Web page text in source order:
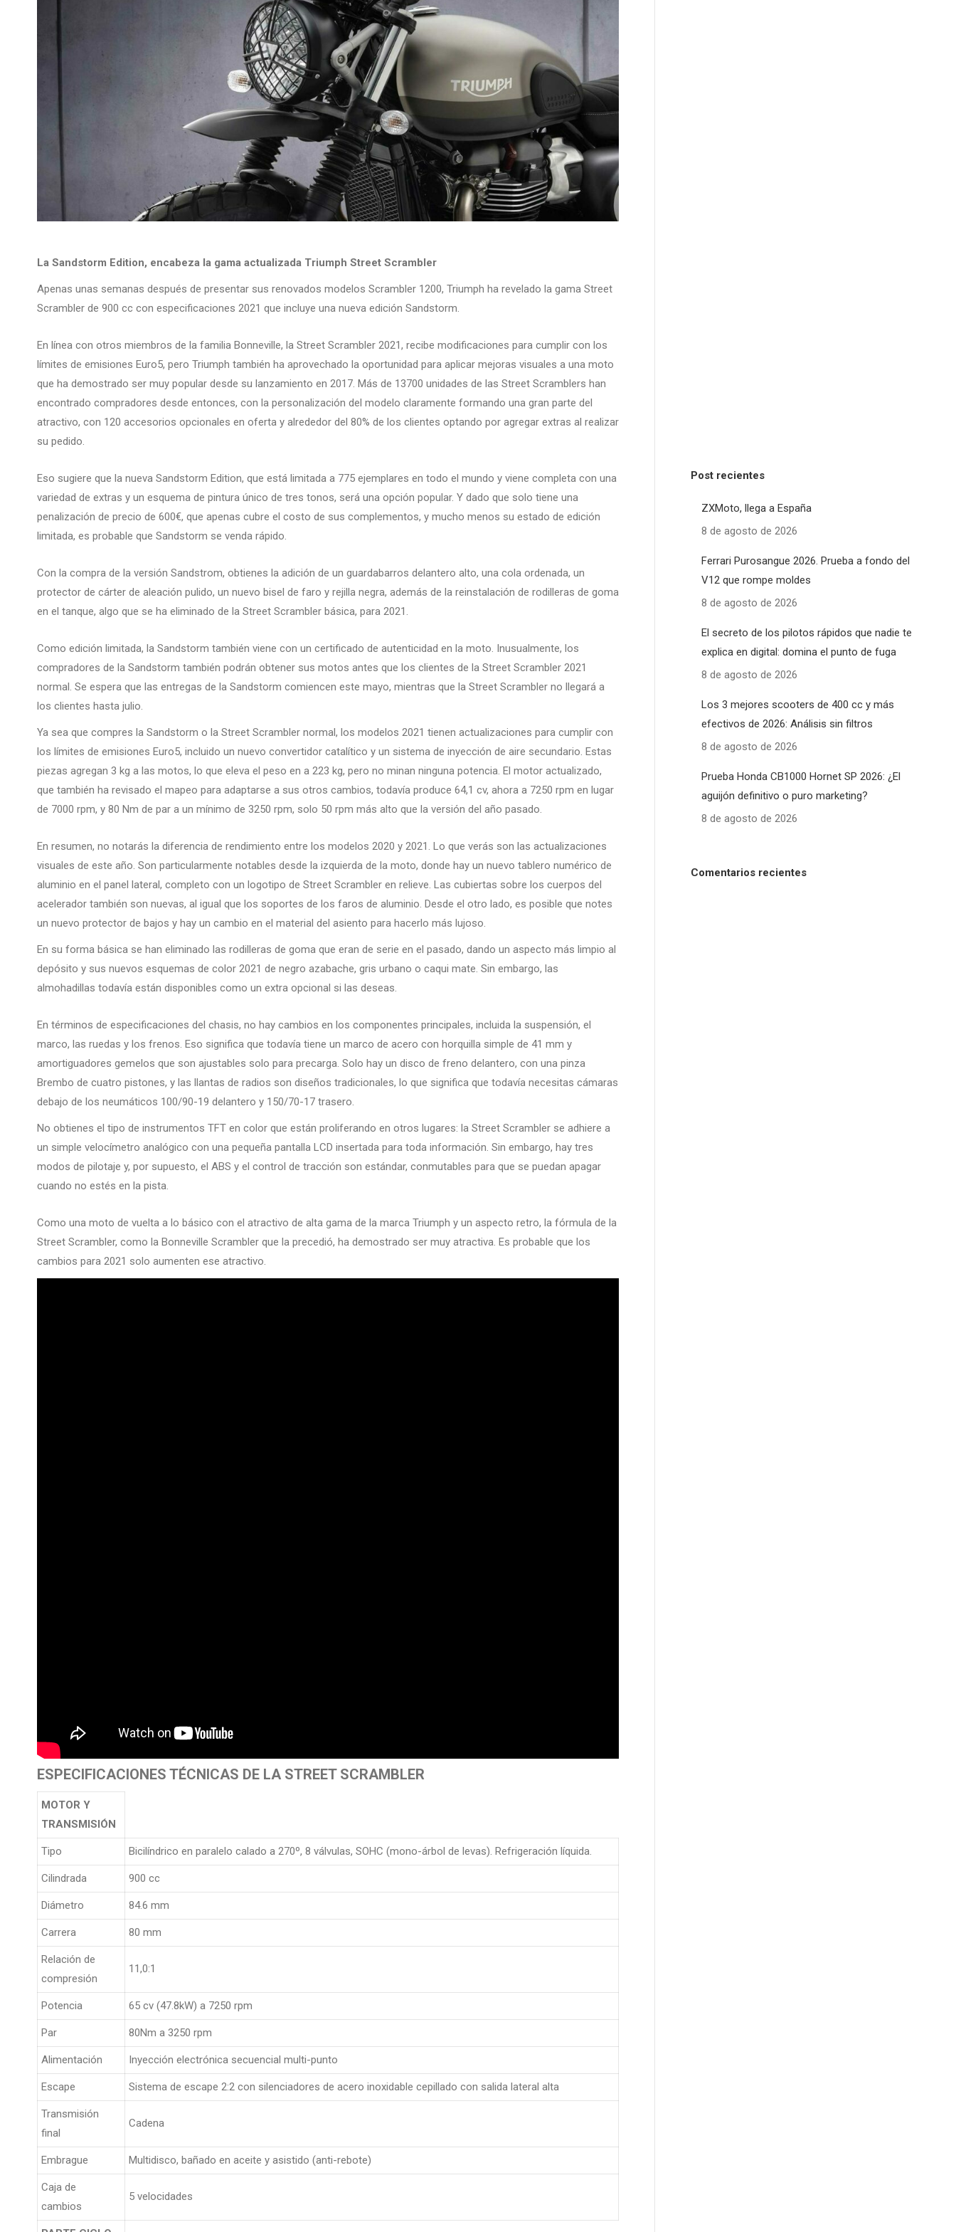
La Sandstorm Edition, encabeza la gama actualizada Triumph Street Scrambler
Apenas unas semanas después de presentar sus renovados modelos Scrambler 1200, Triumph ha revelado la gama Street
Scrambler de 900 cc con especificaciones 2021 que incluye una nueva edición Sandstorm.
En línea con otros miembros de la familia Bonneville, la Street Scrambler 2021, recibe modificaciones para cumplir con los
límites de emisiones Euro5, pero Triumph también ha aprovechado la oportunidad para aplicar mejoras visuales a una moto
que ha demostrado ser muy popular desde su lanzamiento en 2017. Más de 13700 unidades de las Street Scramblers han
encontrado compradores desde entonces, con la personalización del modelo claramente formando una gran parte del
atractivo, con 120 accesorios opcionales en oferta y alrededor del 80% de los clientes optando por agregar extras al realizar
su pedido.
Eso sugiere que la nueva Sandstorm Edition, que está limitada a 775 ejemplares en todo el mundo y viene completa con una
variedad de extras y un esquema de pintura único de tres tonos, será una opción popular. Y dado que solo tiene una
penalización de precio de 600€, que apenas cubre el costo de sus complementos, y mucho menos su estado de edición
limitada, es probable que Sandstorm se venda rápido.
Con la compra de la versión Sandstrom, obtienes la adición de un guardabarros delantero alto, una cola ordenada, un
protector de cárter de aleación pulido, un nuevo bisel de faro y rejilla negra, además de la reinstalación de rodilleras de goma
en el tanque, algo que se ha eliminado de la Street Scrambler básica, para 2021.
Como edición limitada, la Sandstorm también viene con un certificado de autenticidad en la moto. Inusualmente, los
compradores de la Sandstorm también podrán obtener sus motos antes que los clientes de la Street Scrambler 2021
normal. Se espera que las entregas de la Sandstorm comiencen este mayo, mientras que la Street Scrambler no llegará a
los clientes hasta julio.
Ya sea que compres la Sandstorm o la Street Scrambler normal, los modelos 2021 tienen actualizaciones para cumplir con
los límites de emisiones Euro5, incluido un nuevo convertidor catalítico y un sistema de inyección de aire secundario. Estas
piezas agregan 3 kg a las motos, lo que eleva el peso en a 223 kg, pero no minan ninguna potencia. El motor actualizado,
que también ha revisado el mapeo para adaptarse a sus otros cambios, todavía produce 64,1 cv, ahora a 7250 rpm en lugar
de 7000 rpm, y 80 Nm de par a un mínimo de 3250 rpm, solo 50 rpm más alto que la versión del año pasado.
En resumen, no notarás la diferencia de rendimiento entre los modelos 2020 y 2021. Lo que verás son las actualizaciones
visuales de este año. Son particularmente notables desde la izquierda de la moto, donde hay un nuevo tablero numérico de
aluminio en el panel lateral, completo con un logotipo de Street Scrambler en relieve. Las cubiertas sobre los cuerpos del
acelerador también son nuevas, al igual que los soportes de los faros de aluminio. Desde el otro lado, es posible que notes
un nuevo protector de bajos y hay un cambio en el material del asiento para hacerlo más lujoso.
En su forma básica se han eliminado las rodilleras de goma que eran de serie en el pasado, dando un aspecto más limpio al
depósito y sus nuevos esquemas de color 2021 de negro azabache, gris urbano o caqui mate. Sin embargo, las
almohadillas todavía están disponibles como un extra opcional si las deseas.
En términos de especificaciones del chasis, no hay cambios en los componentes principales, incluida la suspensión, el
marco, las ruedas y los frenos. Eso significa que todavía tiene un marco de acero con horquilla simple de 41 mm y
amortiguadores gemelos que son ajustables solo para precarga. Solo hay un disco de freno delantero, con una pinza
Brembo de cuatro pistones, y las llantas de radios son diseños tradicionales, lo que significa que todavía necesitas cámaras
debajo de los neumáticos 100/90-19 delantero y 150/70-17 trasero.
No obtienes el tipo de instrumentos TFT en color que están proliferando en otros lugares: la Street Scrambler se adhiere a
un simple velocímetro analógico con una pequeña pantalla LCD insertada para toda información. Sin embargo, hay tres
modos de pilotaje y, por supuesto, el ABS y el control de tracción son estándar, conmutables para que se puedan apagar
cuando no estés en la pista.
Como una moto de vuelta a lo básico con el atractivo de alta gama de la marca Triumph y un aspecto retro, la fórmula de la
Street Scrambler, como la Bonneville Scrambler que la precedió, ha demostrado ser muy atractiva. Es probable que los
cambios para 2021 solo aumenten ese atractivo.
ESPECIFICACIONES TÉCNICAS DE LA STREET SCRAMBLER
MOTOR Y
TRANSMISIÓN
Tipo Bicilíndrico en paralelo calado a 270º, 8 válvulas, SOHC (mono-árbol de levas). Refrigeración líquida.
Cilindrada 900 cc
Diámetro 84.6 mm
Carrera 80 mm
Relación de
compresión
11,0:1
Potencia 65 cv (47.8kW) a 7250 rpm
Par 80Nm a 3250 rpm
Alimentación Inyección electrónica secuencial multi-punto
Escape Sistema de escape 2:2 con silenciadores de acero inoxidable cepillado con salida lateral alta
Transmisión
final
Cadena
Embrague Multidisco, bañado en aceite y asistido (anti-rebote)
Caja de
cambios
5 velocidades
Post recientes
ZXMoto, llega a España
8 de agosto de 2026
Ferrari Purosangue 2026. Prueba a fondo del
V12 que rompe moldes
8 de agosto de 2026
El secreto de los pilotos rápidos que nadie te
explica en digital: domina el punto de fuga
8 de agosto de 2026
Los 3 mejores scooters de 400 cc y más
efectivos de 2026: Análisis sin filtros
8 de agosto de 2026
Prueba Honda CB1000 Hornet SP 2026: ¿El
aguijón definitivo o puro marketing?
8 de agosto de 2026
Comentarios recientes